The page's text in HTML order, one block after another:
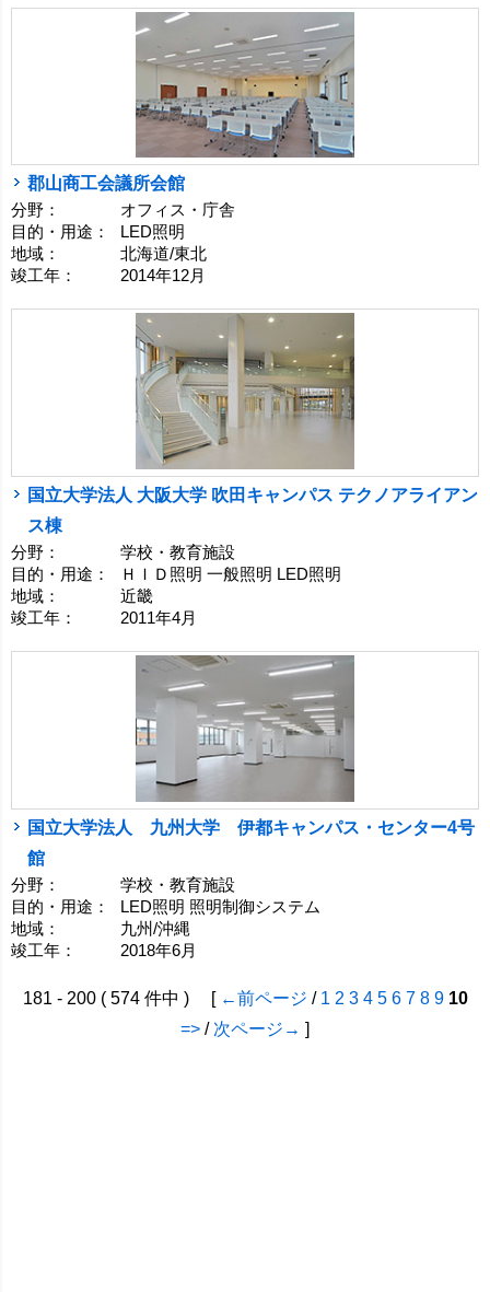
郡山商工会議所会館
分野：
オフィス・庁舎
目的・用途：
LED照明
地域：
北海道/東北
竣工年：
2014年12月
国立大学法人 大阪大学 吹田キャンパス テクノアライアン
ス棟
分野：
学校・教育施設
目的・用途：
ＨＩＤ照明 一般照明 LED照明
地域：
近畿
竣工年：
2011年4月
国立大学法人 九州大学 伊都キャンパス・センター4号
館
分野：
学校・教育施設
目的・用途：
LED照明 照明制御システム
地域：
九州/沖縄
竣工年：
2018年6月
181 - 200 ( 574 件中 ) [ ←前ページ / 1 2 3 4 5 6 7 8 9 10
=> / 次ページ→ ]